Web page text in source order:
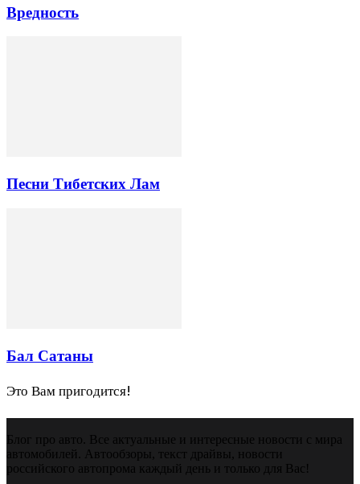
Вредность
Песни Тибетских Лам
Бал Сатаны
Это Вам пригодится!
Блог про авто. Все актуальные и интересные новости с мира
автомобилей. Автообзоры, текст драйвы, новости
российского автопрома каждый день и только для Вас!